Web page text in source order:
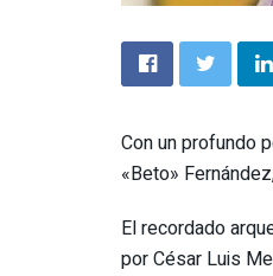
Con un profundo
«Beto»
El recordado
por César Luis